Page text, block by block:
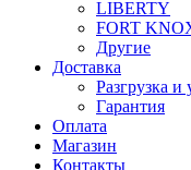
LIBERTY
FORT
Другие
Доставка
Разгрузка и
Гарантия
Оплата
Магазин
Контакты